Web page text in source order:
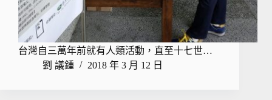
台灣自三萬年前就有人類活動，直至十七世…
劉 議鍾
2018 年 3 月 12 日